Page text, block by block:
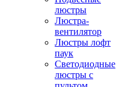
люстры
Люстра-
вентилятор
Люстры лофт
паук
Светодиодные
люстры с